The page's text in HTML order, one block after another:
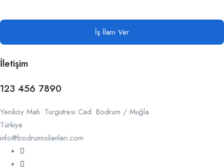
İş İlanı Ver
İletişim
123 456 7890
Yeniköy Mah. Turgutresi Cad. Bodrum / Muğla
Türkiye
info@bodrumisilanlari.com